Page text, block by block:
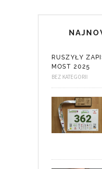
RUSZYŁY
MOST 2025
BEZ KATEGORII